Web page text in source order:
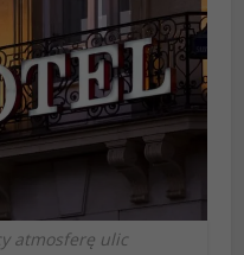
atmosferę ulic